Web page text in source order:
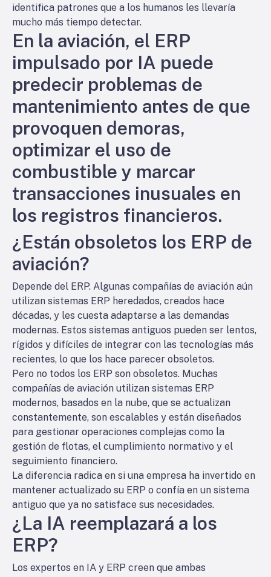
identifica patrones que a los humanos les llevaría
mucho más tiempo detectar.
En la aviación, el ERP
impulsado por IA puede
predecir problemas de
mantenimiento antes de que
provoquen demoras,
optimizar el uso de
combustible y marcar
transacciones inusuales en
los registros financieros.
¿Están obsoletos los ERP de
aviación?
Depende del ERP. Algunas compañías de aviación aún
utilizan sistemas ERP heredados, creados hace
décadas, y les cuesta adaptarse a las demandas
modernas. Estos sistemas antiguos pueden ser lentos,
rígidos y difíciles de integrar con las tecnologías más
recientes, lo que los hace parecer obsoletos.
Pero no todos los ERP son obsoletos. Muchas
compañías de aviación utilizan sistemas ERP
modernos, basados en la nube, que se actualizan
constantemente, son escalables y están diseñados
para gestionar operaciones complejas como la
gestión de flotas, el cumplimiento normativo y el
seguimiento financiero.
La diferencia radica en si una empresa ha invertido en
mantener actualizado su ERP o confía en un sistema
antiguo que ya no satisface sus necesidades.
¿La IA reemplazará a los
ERP?
Los expertos en IA y ERP creen que ambas